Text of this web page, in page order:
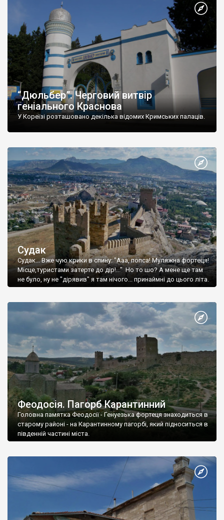
“Дюльбер”. Черговий витвір
геніального Краснова
У Кореїзі розташовано декілька відомих Кримських палаців.
Судак
Судак... Вже чую крики в спину: "Ааа, попса! Муляжна фортеця!
Місце,туристами затерте до дір!..." Но то шо? А мене ще там
не було, ну не "дірявив" я там нічого... принаймні до цього літа.
Феодосія. Пагорб Карантинний
Головна памятка Феодосії - Генуезька фортеця знаходиться в
старому районі - на Карантинному пагорбі, який підноситься в
південній частині міста.